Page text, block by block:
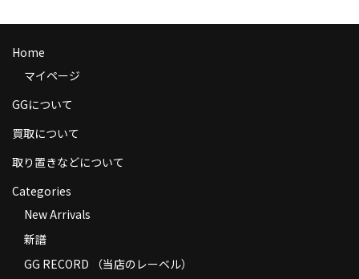
返品
コンディション
特定商取引法に基づく表示
Contact
Home
マイページ
GGについて
買取について
取り置きなどについて
Categories
New Arrivals
新譜
GG RECORD （当店のレーベル）